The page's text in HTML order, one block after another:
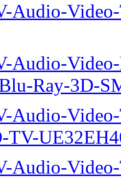
Audio-
Audio-
Ray-3D-
Audio-
Audio-